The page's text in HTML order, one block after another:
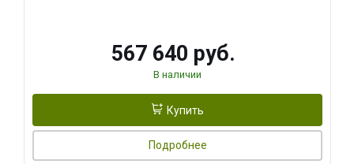
567 640 руб.
В наличии
Купить
Подробнее